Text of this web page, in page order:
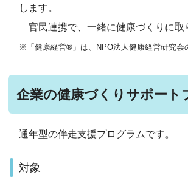
します。
官民連携で、一緒に健康づくりに取
※「健康経営®」は、NPO法人健康経営研究会
企業の健康づくりサポート
通年型の伴走支援プログラムです。
対象